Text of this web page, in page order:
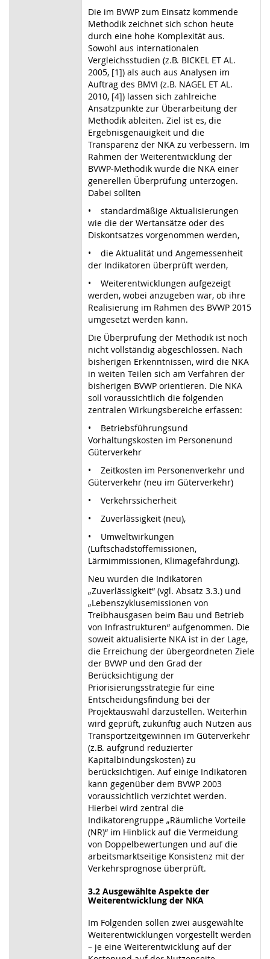
Die im BVWP zum Einsatz kommende
Methodik zeichnet sich schon heute
durch eine hohe Komplexität aus.
Sowohl aus internationalen
Vergleichsstudien (z.B. BICKEL ET AL.
2005, [1]) als auch aus Analysen im
Auftrag des BMVI (z.B. NAGEL ET AL.
2010, [4]) lassen sich zahlreiche
Ansatzpunkte zur Überarbeitung der
Methodik ableiten. Ziel ist es, die
Ergebnisgenauigkeit und die
Transparenz der NKA zu verbessern. Im
Rahmen der Weiterentwicklung der
BVWP-Methodik wurde die NKA einer
generellen Überprüfung unterzogen.
Dabei sollten
• standardmäßige Aktualisierungen
wie die der Wertansätze oder des
Diskontsatzes vorgenommen werden,
• die Aktualität und Angemessenheit
der Indikatoren überprüft werden,
• Weiterentwicklungen aufgezeigt
werden, wobei anzugeben war, ob ihre
Realisierung im Rahmen des BVWP 2015
umgesetzt werden kann.
Die Überprüfung der Methodik ist noch
nicht vollständig abgeschlossen. Nach
bisherigen Erkenntnissen, wird die NKA
in weiten Teilen sich am Verfahren der
bisherigen BVWP orientieren. Die NKA
soll voraussichtlich die folgenden
zentralen Wirkungsbereiche erfassen:
• Betriebsführungsund
Vorhaltungskosten im Personenund
Güterverkehr
• Zeitkosten im Personenverkehr und
Güterverkehr (neu im Güterverkehr)
• Verkehrssicherheit
• Zuverlässigkeit (neu),
• Umweltwirkungen
(Luftschadstoffemissionen,
Lärmimmissionen, Klimagefährdung).
Neu wurden die Indikatoren
„Zuverlässigkeit“ (vgl. Absatz 3.3.) und
„Lebenszyklusemissionen von
Treibhausgasen beim Bau und Betrieb
von Infrastrukturen“ aufgenommen. Die
soweit aktualisierte NKA ist in der Lage,
die Erreichung der übergeordneten Ziele
der BVWP und den Grad der
Berücksichtigung der
Priorisierungsstrategie für eine
Entscheidungsfindung bei der
Projektauswahl darzustellen. Weiterhin
wird geprüft, zukünftig auch Nutzen aus
Transportzeitgewinnen im Güterverkehr
(z.B. aufgrund reduzierter
Kapitalbindungskosten) zu
berücksichtigen. Auf einige Indikatoren
kann gegenüber dem BVWP 2003
voraussichtlich verzichtet werden.
Hierbei wird zentral die
Indikatorengruppe „Räumliche Vorteile
(NR)“ im Hinblick auf die Vermeidung
von Doppelbewertungen und auf die
arbeitsmarktseitige Konsistenz mit der
Verkehrsprognose überprüft.
3.2 Ausgewählte Aspekte der
Weiterentwicklung der NKA
Im Folgenden sollen zwei ausgewählte
Weiterentwicklungen vorgestellt werden
– je eine Weiterentwicklung auf der